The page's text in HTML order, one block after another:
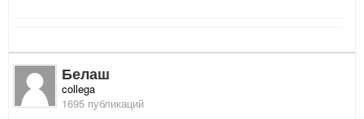
Белаш
collega
1695 публикаций